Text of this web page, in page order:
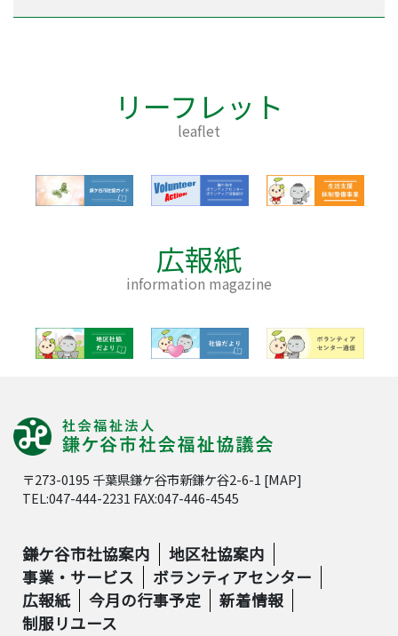
リーフレット
leaflet
広報紙
information magazine
〒273-0195 千葉県鎌ケ谷市新鎌ケ谷2-6-1 [MAP]
TEL:047-444-2231 FAX:047-446-4545
鎌ケ谷市社協案内
地区社協案内
事業・サービス
ボランティアセンター
広報紙
今月の行事予定
新着情報
制服リユース